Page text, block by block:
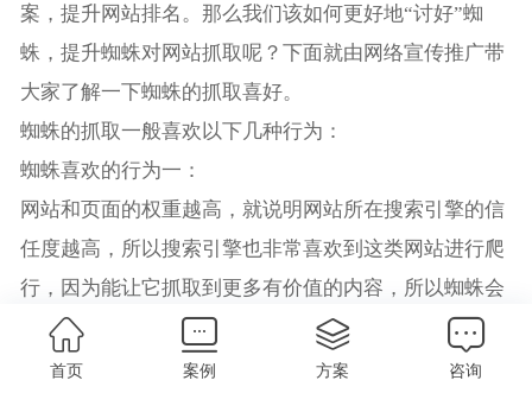
案，提升网站排名。那么我们该如何更好地“讨好”蜘
蛛，提升蜘蛛对网站抓取呢？下面就由网络宣传推广带
大家了解一下蜘蛛的抓取喜好。
蜘蛛的抓取一般喜欢以下几种行为：
蜘蛛喜欢的行为一：
网站和页面的权重越高，就说明网站所在搜索引擎的信
任度越高，所以搜索引擎也非常喜欢到这类网站进行爬
行，因为能让它抓取到更多有价值的内容，所以蜘蛛会
更喜欢抓取高权重的网站。
蜘蛛喜欢的行为二：
首页 案例 方案 咨询